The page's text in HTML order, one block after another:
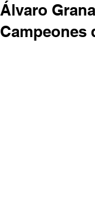
Álvaro
Campeones